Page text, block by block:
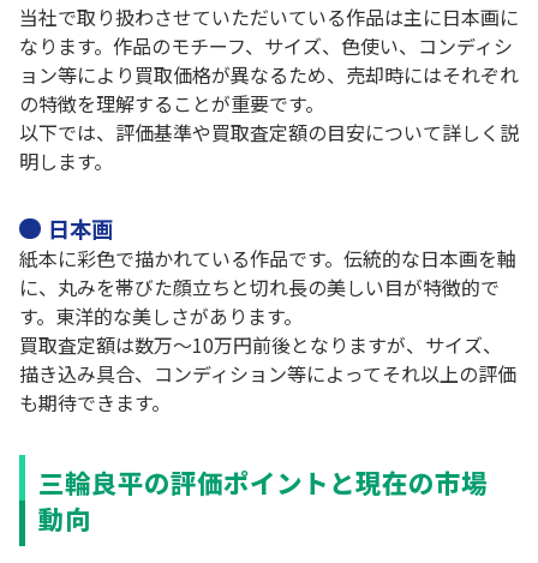
当社で取り扱わさせていただいている作品は主に日本画に
なります。作品のモチーフ、サイズ、色使い、コンディシ
ョン等により買取価格が異なるため、売却時にはそれぞれ
の特徴を理解することが重要です。
以下では、評価基準や買取査定額の目安について詳しく説
明します。
日本画
紙本に彩色で描かれている作品です。伝統的な日本画を軸
に、丸みを帯びた顔立ちと切れ長の美しい目が特徴的で
す。東洋的な美しさがあります。
買取査定額は数万～10万円前後となりますが、サイズ、
描き込み具合、コンディション等によってそれ以上の評価
も期待できます。
三輪良平の評価ポイントと現在の市場
動向